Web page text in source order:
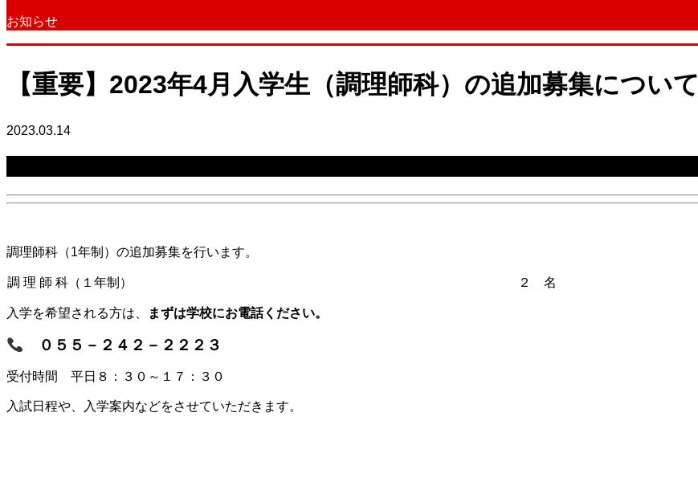
お知らせ
【重要】2023年4月入学生（調理師科）の追加募集について
2023.03.14
調理師科（1年制）の追加募集を行います。
調 理 師 科（１年制） ２ 名
入学を希望される方は、 まずは学校にお電話ください。
０５５－２４２－２２２３
受付時間 平日８：３０～１７：３０
入試日程や、入学案内などをさせていただきます。